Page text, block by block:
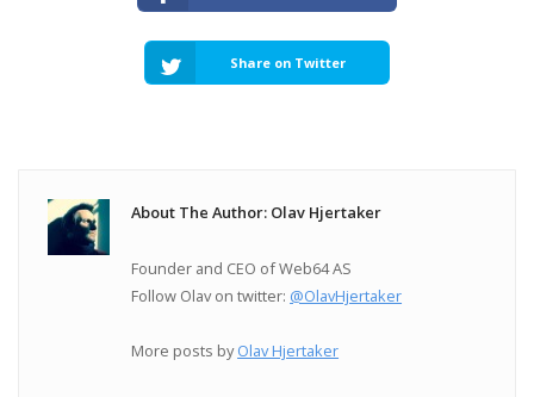
Share on Twitter
About The Author: Olav Hjertaker
Founder and CEO of Web64 AS
Follow Olav on twitter: @OlavHjertaker
More posts byOlav Hjertaker